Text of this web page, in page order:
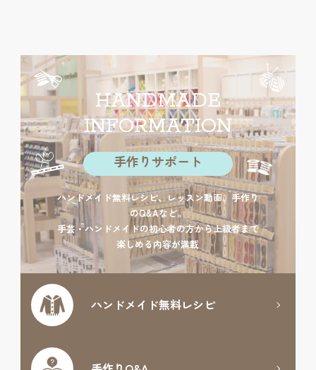
HANDMADE
INFORMATION
手作りサポート
ハンドメイド無料レシピ、レッスン動画、手作り
のQ&Aなど。
手芸・ハンドメイドの初心者の方から上級者まで
楽しめる内容が満載
ハンドメイド無料レシピ